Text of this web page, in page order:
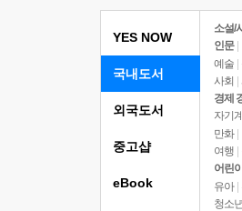
YES NOW
국내도서
소설/시
인문
예술 |
사회 |
경제
자기
만화 |
여행
어린이
유아 |
청소년
외국도서
중고샵
eBook